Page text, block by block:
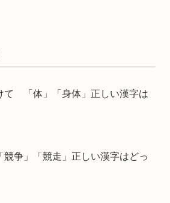
て 「体」「身体」正しい漢字は
争」「競走」正しい漢字はどっ